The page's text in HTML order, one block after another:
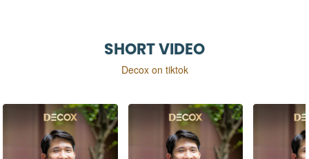
SHORT VIDEO
Decox on tiktok